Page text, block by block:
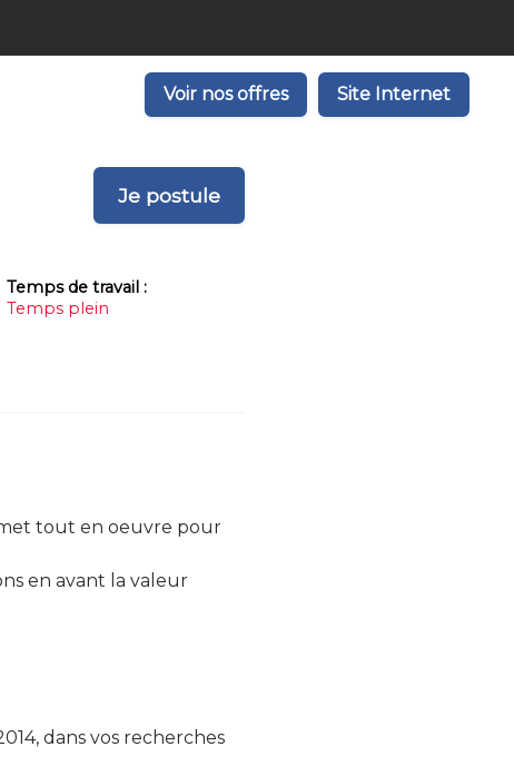
Voir nos offres Site Internet
Je postule
Temps de travail :
Temps plein
tout en oeuvre pour
en avant la valeur
dans vos recherches